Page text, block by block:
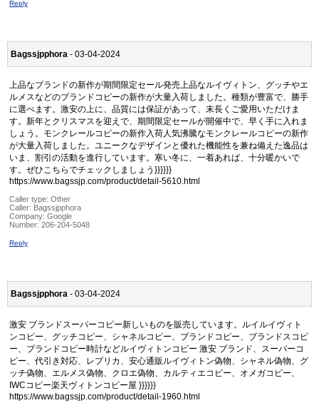
Reply
Bagssjpphora - 03-04-2024
上品なブランドの新作が期間限定セール発売上品なルイヴィトン、グッチやエ
ルメスなどのブランドコピーの新作が大量入荷しました。種類が豊富で、勝手
に選べます。激安の上に、品質には保証があって、末長くご愛用いただけま
す。新年とクリスマスを迎えで、期間限定セールが開催中で、早く手に入れま
しょう。モンクレールコピーの新作入荷人気沸騰なモンクレールコピーの新作
が大量入荷しました。ユニークなデザインと優れた機能性を兼ね備えた逸品は
いま、割引の活動を進行しています。寒い冬に、一着あれば、十分暖かいで
す。ぜひこちらでチェックしましょう}}}}}}
https://www.bagssjp.com/product/detail-5610.html
Caller type: Other
Caller: Bagssjpphora
Company: Google
Number: 206-204-5048
Reply
Bagssjpphora - 03-04-2024
激安 ブランドスーパーコピー新しいものを販売しています。ルイルイヴィト
ンコピー、グッチコピー、シャネルコピー、ブランドコピー、ブランドスコピ
ー、ブランドコピー時計などルイヴィトンコピー 激安 ブランド、スーパーコ
ピー、代引き対応、レプリカ、安心通販ルイヴィトン偽物、シャネル偽物、グ
ッチ偽物、エルメス偽物、クロエ偽物、カルティエコピー、オメガコピー、
IWCコピー楽天ヴィトンコピー屋 }}}}}}
https://www.bagssjp.com/product/detail-1960.html